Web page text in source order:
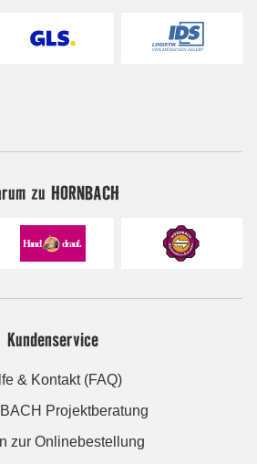
zu HORNBACH
Kundenservice
& Kontakt (FAQ)
Projektberatung
zur Onlinebestellung